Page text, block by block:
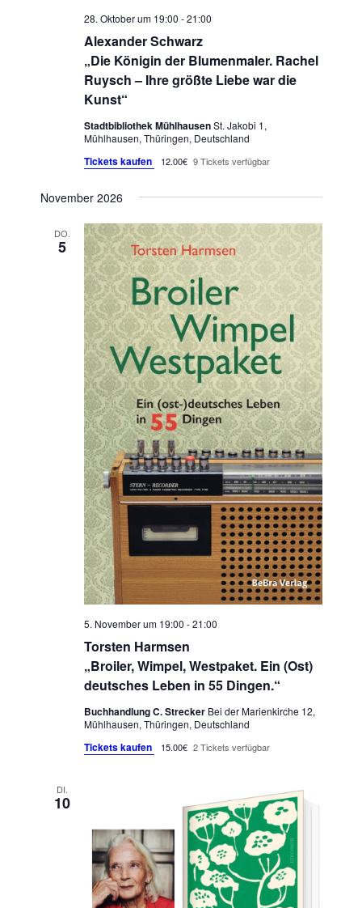
Alexander Schwarz
„Die Königin der Blumenmaler. Rachel
Ruysch – Ihre größte Liebe war die
Kunst“
28. Oktober um 19:00 -21:00
Stadtbibliothek MühlhausenSt. Jakobi 1,
Mühlhausen, Thüringen, Deutschland
Tickets kaufen 12.00€ 9 Tickets verfügbar
November 2026
DO.
5
Torsten Harmsen
„Broiler, Wimpel, Westpaket. Ein (Ost)
deutsches Leben in 55 Dingen.“
5. November um 19:00 -21:00
Buchhandlung C. Strecker Bei der Marienkirche 12,
Mühlhausen, Thüringen, Deutschland
Tickets kaufen 15.00€ 2 Tickets verfügbar
DI.
10